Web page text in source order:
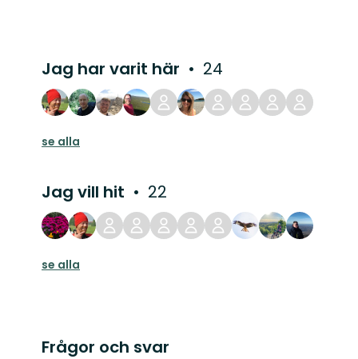
Jag har varit här 24
se alla
Jag vill hit 22
se alla
Frågor och svar